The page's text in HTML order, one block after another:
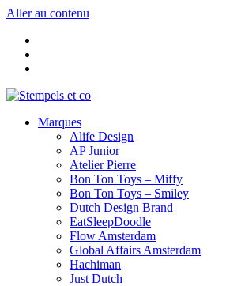
Aller au contenu
Marques
Alife Design
AP Junior
Atelier Pierre
Bon Ton Toys – Miffy
Bon Ton Toys – Smiley
Dutch Design Brand
EatSleepDoodle
Flow Amsterdam
Global Affairs Amsterdam
Hachiman
Just Dutch